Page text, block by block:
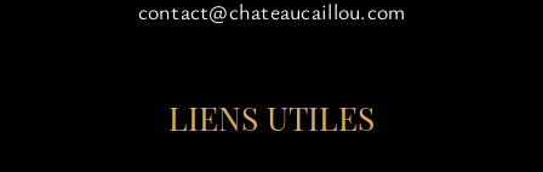
contact@chateaucaillou.com
LIENS UTILES